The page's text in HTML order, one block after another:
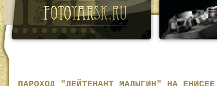
ПАРОХОД "ЛЕЙТЕНАНТ МАЛЫГИН" НА ЕНИСЕЕ